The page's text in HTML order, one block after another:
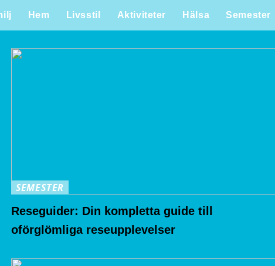
Hem Livsstil Aktiviteter Hälsa Semester
SEMESTER
Reseguider: Din kompletta guide till
oförglömliga reseupplevelser